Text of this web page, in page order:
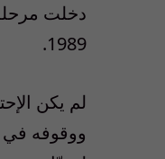
دخلت
1989.
لم يكن
ووقوفه في